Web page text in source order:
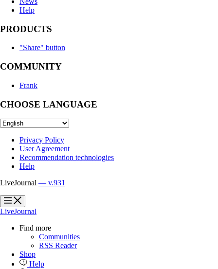
Help
PRODUCTS
"Share" button
COMMUNITY
Frank
CHOOSE LANGUAGE
Privacy Policy
User Agreement
Recommendation technologies
Help
LiveJournal — v.931
?
?
LiveJournal
Find more
Communities
RSS Reader
Shop
Help